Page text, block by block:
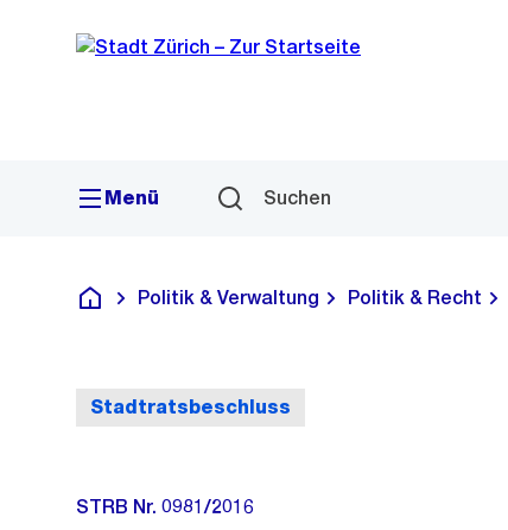
Navigation
Sprunglink
Menü Suchen
Deutsch
Politik & Verwaltung Politik & Recht
Stadtratsbeschluss
STRB Nr. 0981/2016